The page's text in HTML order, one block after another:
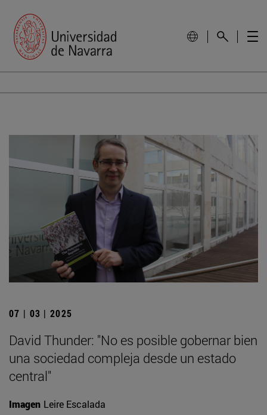
07 | 03 | 2025
David Thunder: "No es posible gobernar bien
una sociedad compleja desde un estado
central"
Imagen Leire Escalada